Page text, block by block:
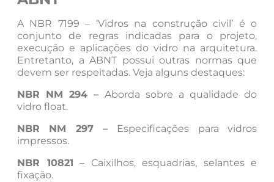
A NBR 7199 – ‘Vidros na construção civil’ é o
conjunto de regras indicadas para o projeto,
execução e aplicações do vidro na arquitetura.
Entretanto, a ABNT possui outras normas que
devem ser respeitadas. Veja alguns destaques:
NBR NM 294 – Aborda sobre a qualidade do
vidro float.
NBR NM 297 – Especificações para vidros
impressos.
NBR 10821 – Caixilhos, esquadrias, selantes e
fixação.